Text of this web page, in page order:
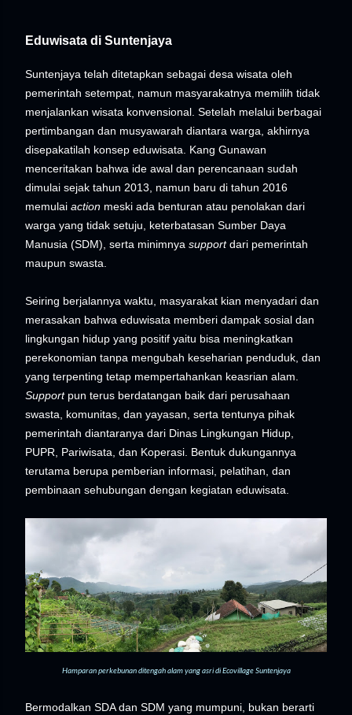
Eduwisata di Suntenjaya
Suntenjaya telah ditetapkan sebagai desa wisata oleh
pemerintah setempat, namun masyarakatnya memilih tidak
menjalankan wisata konvensional. Setelah melalui berbagai
pertimbangan dan musyawarah diantara warga, akhirnya
disepakatilah konsep eduwisata. Kang Gunawan
menceritakan bahwa ide awal dan perencanaan sudah
dimulai sejak tahun 2013, namun baru di tahun 2016
memulai action meski ada benturan atau penolakan dari
warga yang tidak setuju, keterbatasan Sumber Daya
Manusia (SDM), serta minimnya supportdari pemerintah
maupun swasta.
Seiring berjalannya waktu, masyarakat kian menyadari dan
merasakan bahwa eduwisata memberi dampak sosial dan
lingkungan hidup yang positif yaitu bisa meningkatkan
perekonomian tanpa mengubah keseharian penduduk, dan
yang terpenting tetap mempertahankan keasrian alam.
Supportpun terus berdatangan baik dari perusahaan
swasta, komunitas, dan yayasan, serta tentunya pihak
pemerintah diantaranya dari Dinas Lingkungan Hidup,
PUPR, Pariwisata, dan Koperasi. Bentuk dukungannya
terutama berupa pemberian informasi, pelatihan, dan
pembinaan sehubungan dengan kegiatan eduwisata.
Hamparan perkebunan ditengah alam yang asri di Ecovillage Suntenjaya
Bermodalkan SDA dan SDM yang mumpuni, bukan berarti